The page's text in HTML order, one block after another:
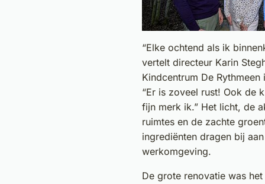
“Elke ochtend als ik
vertelt directeur Karin
Kindcentrum De Rythmeen
“Er is zoveel rust! Ook de
fijn merk ik.” Het licht, de
ruimtes en de zachte
ingrediënten dragen bij
werkomgeving.
De grote renovatie was